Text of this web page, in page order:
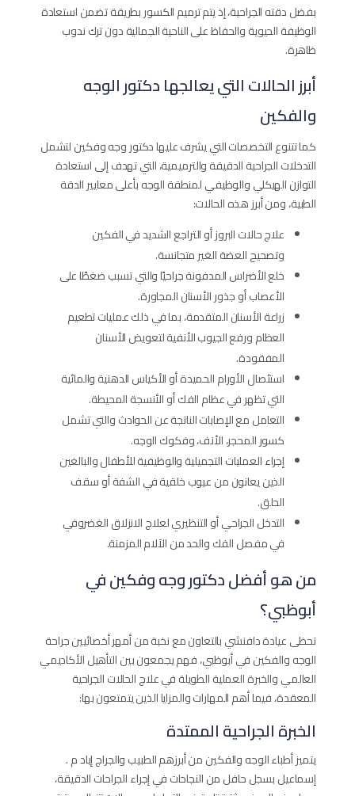
بفضل دقته الجراحية، إذ يتم ترميم الكسور بطريقة تضمن استعادة
الوظيفة الحيوية والحفاظ على الناحية الجمالية دون ترك ندوب
ظاهرة.
أبرز الحالات التي يعالجها دكتور الوجه
والفكين
كما تتنوع التخصصات التي يشرف عليها دكتور وجه وفكين لتشمل
التدخلات الجراحية الدقيقة والترميمية، التي تهدف إلى استعادة
التوازن الهيكلي والوظيفي لمنطقة الوجه بأعلى معايير الدقة
الطبية، ومن أبرز هذه الحالات:
علاج حالات البروز أو التراجع الشديد في الفكين
وتصحيح العضة الغير متجانسة.
خلع الأضراس المدفونة جراحيًا والتي تسبب ضغطًا على
الأعصاب أو جذور الأسنان المجاورة.
زراعة الأسنان المتقدمة، بما في ذلك عمليات تطعيم
العظام ورفع الجيوب الأنفية لتعويض الأسنان
المفقودة.
استئصال الأورام الحميدة أو الأكياس الدهنية والمائية
التي تظهر في عظام الفك أو الأنسجة المحيطة.
التعامل مع الإصابات الناتجة عن الحوادث والتي تشمل
كسور المحجر، الأنف، وفكوك الوجه.
إجراء العمليات التجميلية والوظيفية للأطفال والبالغين
الذين يعانون من عيوب خلقية في الشفة أو سقف
الحلق.
التدخل الجراحي أو التنظيري لعلاج الانزلاق الغضروفي
في مفصل الفك والحد من الآلام المزمنة.
من هو أفضل دكتور وجه وفكين في
أبوظبي؟
تحظى عيادة دافنشي بالتعاون مع نخبة من أمهر أخصائيين جراحة
الوجه والفكين في أبوظبي، فهم يجمعون بين التأهيل الأكاديمي
العالمي والخبرة العملية الطويلة في علاج الحالات الجراحية
المعقدة، فيما أهم المهارات والمزايا الذين يتمتعون بها:
الخبرة الجراحية الممتدة
يتميز أطباء الوجه والفكين من أبرزهم الطبيب والجراج إياد م .
إسماعيل بسجل حافل من النجاحات في إجراء الجراحات الدقيقة،